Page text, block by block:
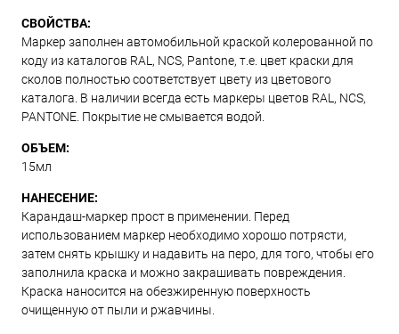
СВОЙСТВА:
Маркер заполнен автомобильной краской колерованной по
коду из каталогов RAL, NCS, Pantone, т.е. цвет краски для
сколов полностью соответствует цвету из цветового
каталога. В наличии всегда есть маркеры цветов RAL, NCS,
PANTONE. Покрытие не смывается водой.
ОБЪЕМ:
15мл
НАНЕСЕНИЕ:
Карандаш-маркер прост в применении. Перед
использованием маркер необходимо хорошо потрясти,
затем снять крышку и надавить на перо, для того, чтобы его
заполнила краска и можно закрашивать повреждения.
Краска наносится на обезжиренную поверхность
очищенную от пыли и ржавчины.